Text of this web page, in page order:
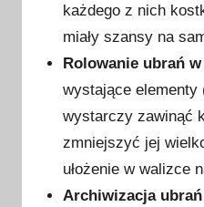
każdego z nich
miały szansy na
Rolowanie ubrań
wystające elementy
wystarczy zawinąć
zmniejszyć jej
ułożenie w walizce
Archiwizacja ubrań